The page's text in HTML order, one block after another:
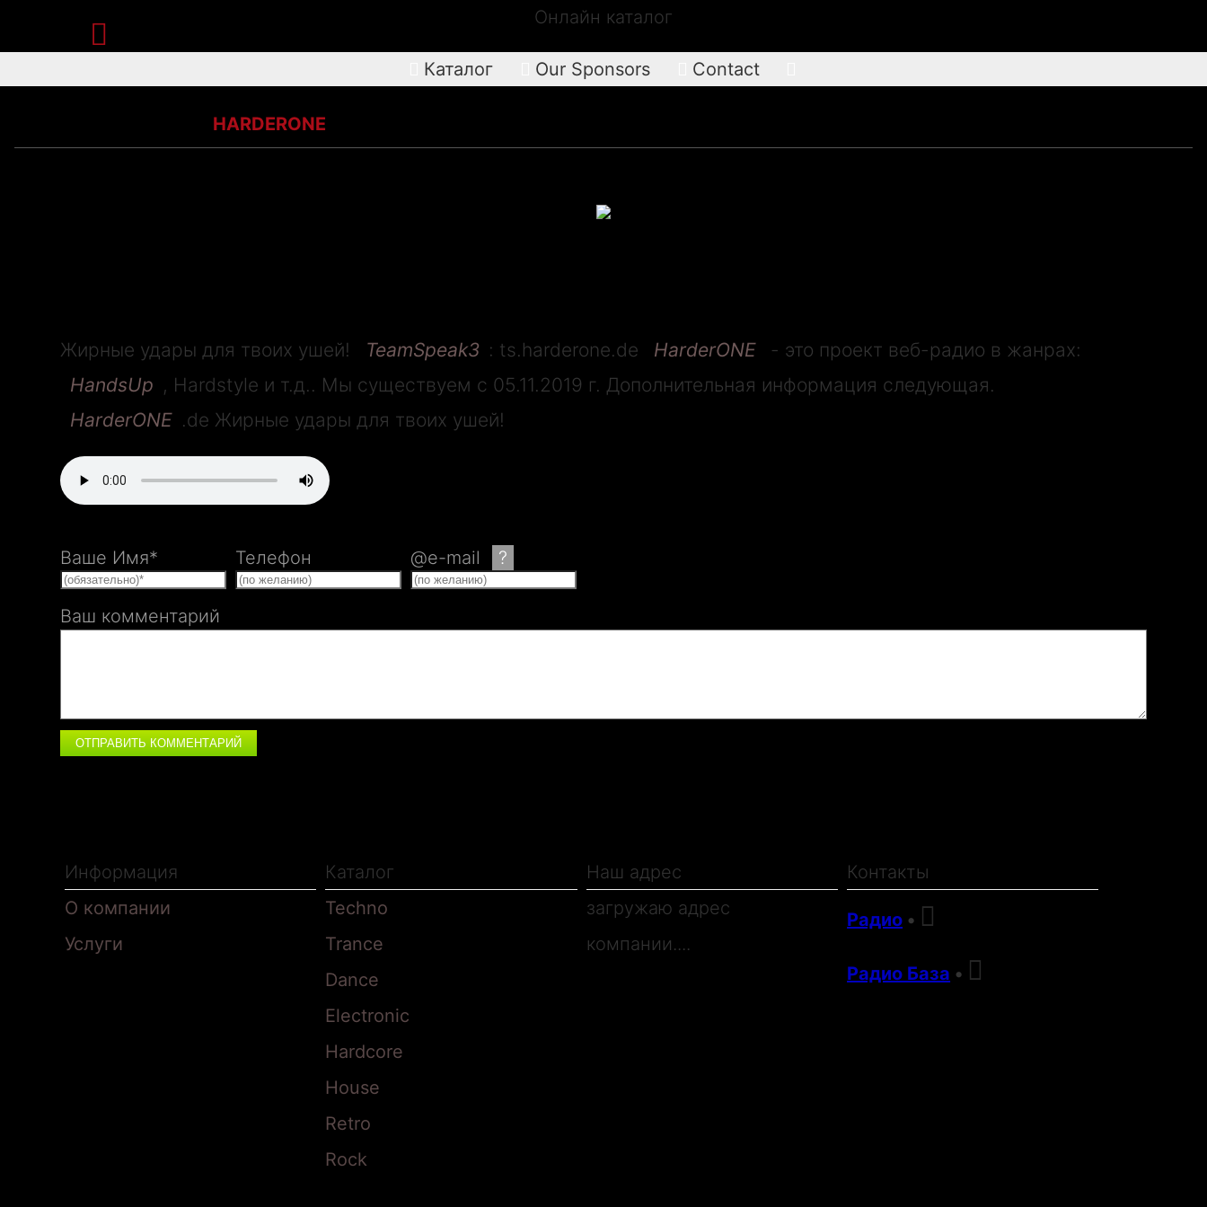

Онлайн каталог
Каталог Our Sponsors Contact
HARDERONE
Жирные удары для твоих ушей! TeamSpeak3 : ts.harderone.de HarderONE
- это проект веб-радио в жанрах:
HandsUp , Hardstyle и т.д.. Мы существуем с 05.11.2019 г. Дополнительная информация следующая.
HarderONE .de Жирные удары для твоих ушей!
Ваше Имя* Телефон @e-mail ?
Ваш комментарий
ОТПРАВИТЬ КОММЕНТАРИЙ
Информация
О компании
Услуги
Каталог
Techno
Trance
Dance
Electronic
Hardcore
House
Retro
Rock
Наш адрес
загружаю адрес
компании....
Контакты
Радио • 
Радио База • 
Корзина
Телефон* (цифры)
@e-mail
Адрес доставки
Комментарии к заказу
Оплата
Вернуться в магазин
Нажимая на кнопку «Отправить заказ», я даю согласие на обработку персональных данных.